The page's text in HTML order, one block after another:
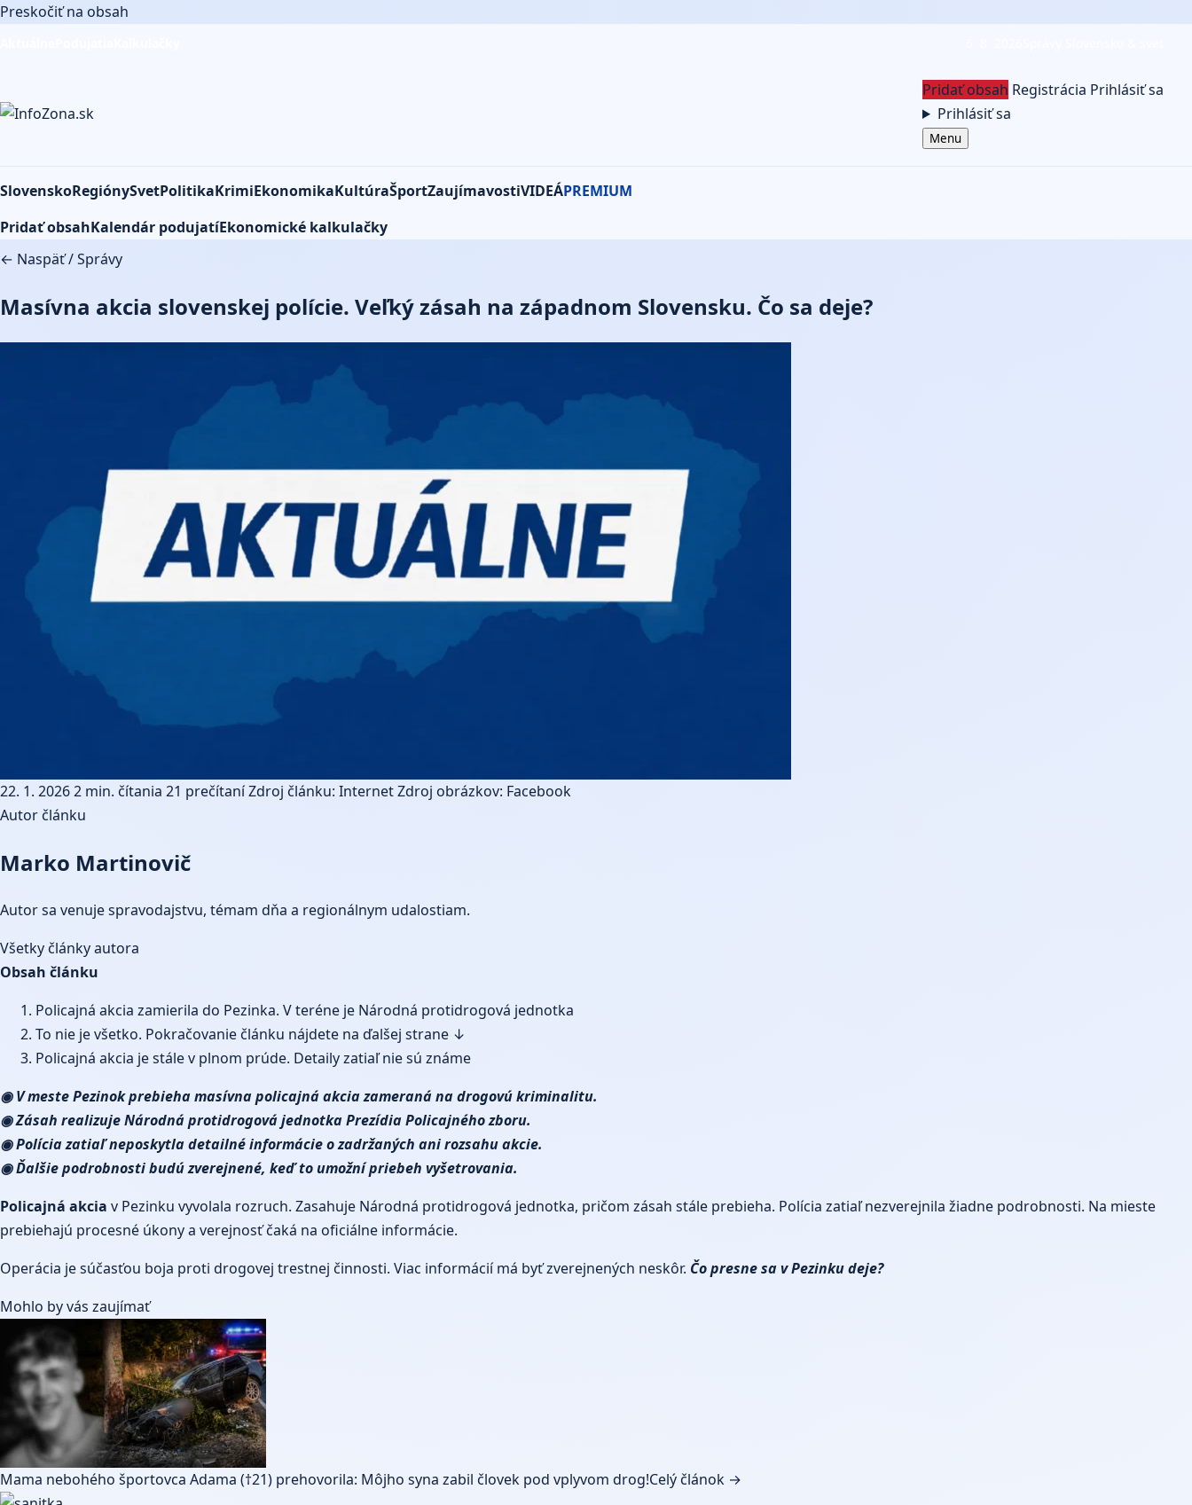
Preskočiť na obsah
Pridať obsah Registrácia Prihlásiť sa
Prihlásiť sa
Menu
SlovenskoRegiónySvetPolitikaKrimiEkonomikaKultúraŠportZaujímavostiVIDEÁPREMIUM
Pridať obsahKalendár podujatíEkonomické kalkulačky
← Naspäť/Správy
Masívna akcia slovenskej polície. Veľký zásah na západnom Slovensku. Čo sa deje?
22. 1. 20262 min. čítania 21 prečítaníZdroj článku: InternetZdroj obrázkov: Facebook
Autor článku
Marko Martinovič
Autor sa venuje spravodajstvu, témam dňa a regionálnym udalostiam.
Všetky články autora
Obsah článku
Policajná akcia zamierila do Pezinka. V teréne je Národná protidrogová jednotka
To nie je všetko. Pokračovanie článku nájdete na ďalšej strane ↓
Policajná akcia je stále v plnom prúde. Detaily zatiaľ nie sú známe
◉ V meste Pezinok prebieha masívna policajná akcia zameraná na drogovú kriminalitu.
◉ Zásah realizuje Národná protidrogová jednotka Prezídia Policajného zboru.
◉ Polícia zatiaľ neposkytla detailné informácie o zadržaných ani rozsahu akcie.
◉ Ďalšie podrobnosti budú zverejnené, keď to umožní priebeh vyšetrovania.
Policajná akcia v Pezinku vyvolala rozruch. Zasahuje Národná protidrogová jednotka, pričom zásah stále prebieha. Polícia zatiaľ nezverejnila žiadne podrobnosti. Na mieste
prebiehajú procesné úkony a verejnosť čaká na oficiálne informácie.
Operácia je súčasťou boja proti drogovej trestnej činnosti. Viac informácií má byť zverejnených neskôr. Čo presne sa v Pezinku deje?
Mohlo by vás zaujímať
Mama nebohého športovca Adama (†21) prehovorila: Môjho syna zabil človek pod vplyvom drog!Celý článok →